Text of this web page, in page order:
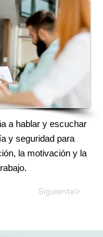
a hablar y escuchar
y seguridad para
la motivación y la
Siguiente>